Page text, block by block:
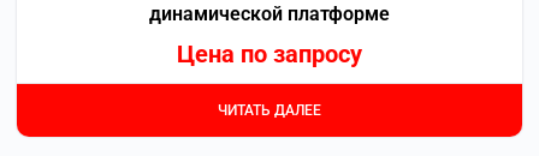
динамической платформе
Цена по запросу
ЧИТАТЬ ДАЛЕЕ